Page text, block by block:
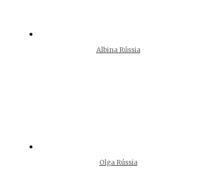
Albina Rússia
Olga Rússia